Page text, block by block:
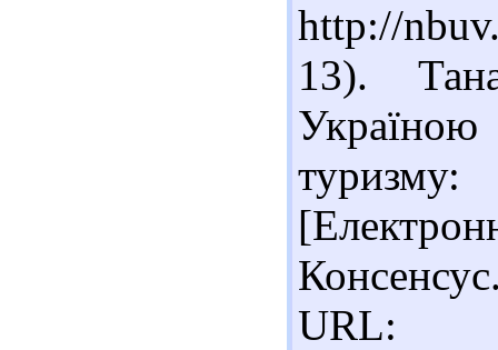
http://
13).
URL: